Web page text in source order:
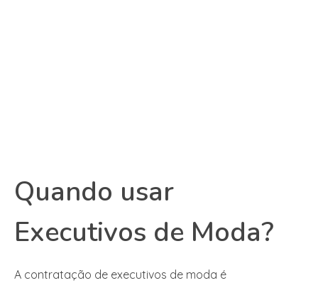
Quando usar
Executivos de Moda?
A contratação de executivos de moda é